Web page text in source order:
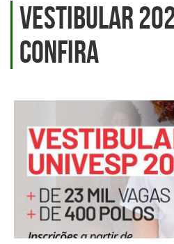
Vestibular
confira